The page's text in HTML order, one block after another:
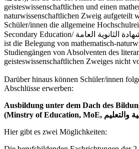
geisteswissenschaftlichen und einen
naturwissenschaftlichen Zweig aufgeteilt
Schüler/innen die allgemeine
Secondary Education/ شهادة الثانوية العامة) erwerben. Allerdings
ist die Belegung von mathematisch-
Studiengängen von Absolventen des
geisteswissenschaftlichen Zweiges nicht
Darüber hinaus können Schüler/innen
Abschlüsse erwerben:
Ausbildung unter dem Dach des
Hier gibt es zwei Möglichkeiten: